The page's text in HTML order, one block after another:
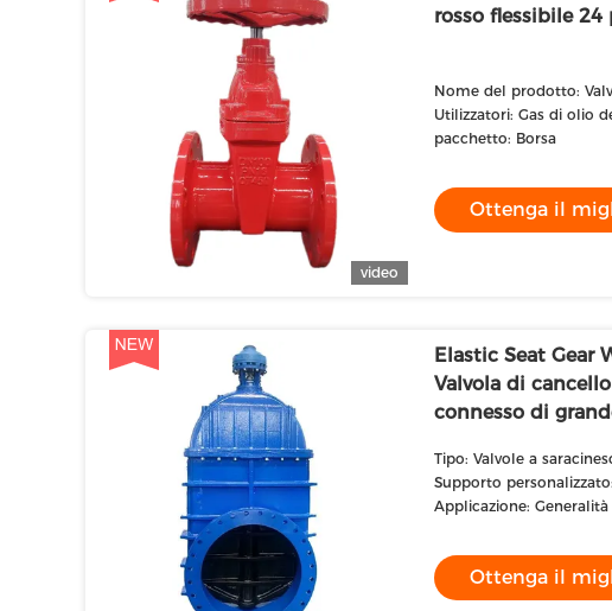
video
rosso flessibile 24
Nome del prodotto:
dei DI
Utilizzatori: Gas di olio
pacchetto: Borsa
Ottenga il
Elastic Seat Gear
Valvola di
connesso di
Tipo: Valvole a
Supporto
Applicazione: Generalità
Ottenga il